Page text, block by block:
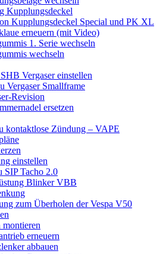
Kupplungsdeckel
Kupplungsdeckel Special und PK XL
erneuern (mit Video)
1. Serie wechseln
wechseln
Vergaser einstellen
Vergaser Smallframe
Revision
ersetzen
kontaktlose Zündung – VAPE
einstellen
SIP Tacho 2.0
Blinker VBB
zum Überholen der Vespa V50
montieren
erneuern
abbauen